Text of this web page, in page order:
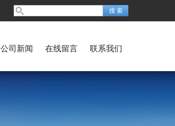
公司新闻 在线留言 联系我们